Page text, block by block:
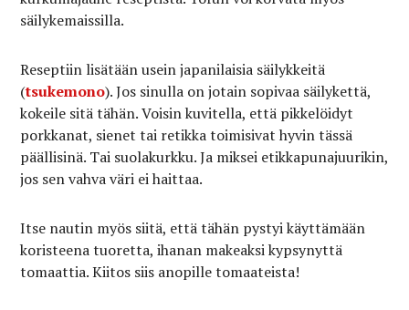
säilykemaissilla.
Reseptiin lisätään usein japanilaisia säilykkeitä
(tsukemono). Jos sinulla on jotain sopivaa säilykettä,
kokeile sitä tähän. Voisin kuvitella, että pikkelöidyt
porkkanat, sienet tai retikka toimisivat hyvin tässä
päällisinä. Tai suolakurkku. Ja miksei etikkapunajuurikin,
jos sen vahva väri ei haittaa.
Itse nautin myös siitä, että tähän pystyi käyttämään
koristeena tuoretta, ihanan makeaksi kypsynyttä
tomaattia. Kiitos siis anopille tomaateista!